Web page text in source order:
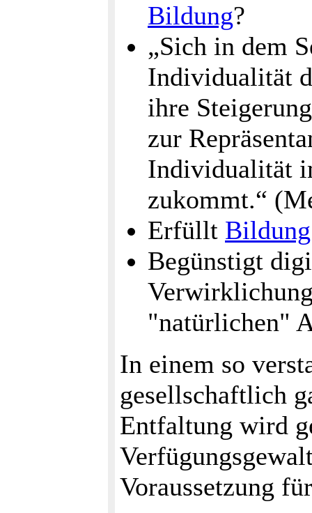
Bildung?
„Sich in dem
Individualität
ihre
zur
Individualität
zukommt.“
Erfüllt Bildung
Begünstigt
"natürlichen"
In einem so
gesellschaftlich
Entfaltung wird
Voraussetzung